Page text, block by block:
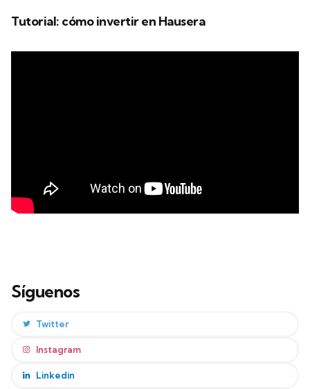
Tutorial: cómo invertir en Hausera
Síguenos
Twitter
Instagram
Linkedin